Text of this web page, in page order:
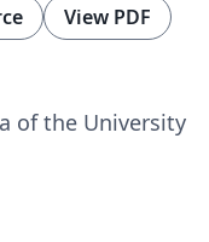
View PDF
of the University